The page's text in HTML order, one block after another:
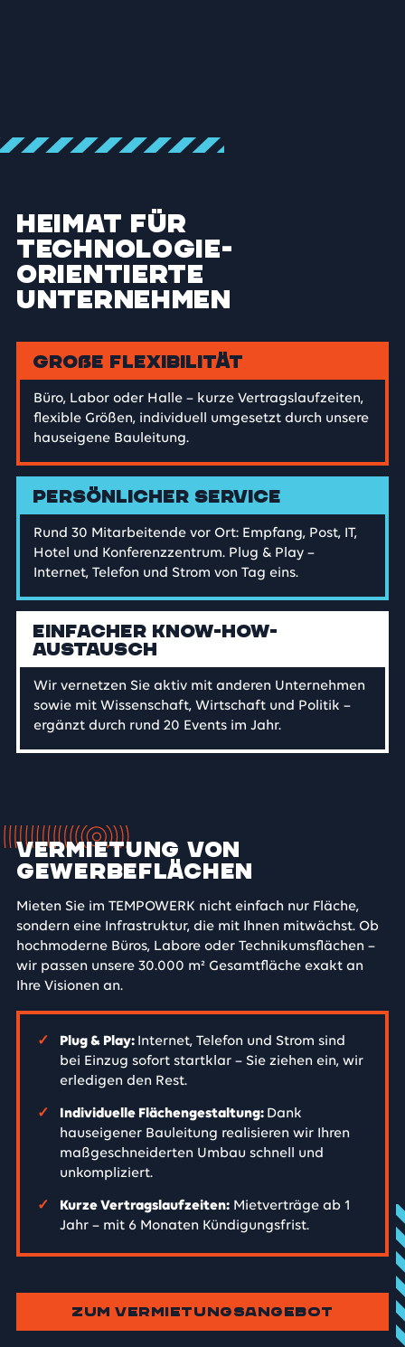
Heimat für
technologie­
orientierte
Unternehmen
Große Flexibilität
Büro, Labor oder Halle – kurze Vertragslaufzeiten,
flexible Größen, individuell umgesetzt durch unsere
hauseigene Bauleitung.
Persönlicher Service
Rund 30 Mitarbeitende vor Ort: Empfang, Post, IT,
Hotel und Konferenzzentrum. Plug & Play –
Internet, Telefon und Strom von Tag eins.
Einfacher Know-How-
Austausch
Wir vernetzen Sie aktiv mit anderen Unternehmen
sowie mit Wissenschaft, Wirtschaft und Politik –
ergänzt durch rund 20 Events im Jahr.
Vermietung von
Gewerbeflächen
Mieten Sie im TEMPOWERK nicht einfach nur Fläche,
sondern eine Infrastruktur, die mit Ihnen mitwächst. Ob
hochmoderne Büros, Labore oder Technikumsflächen –
wir passen unsere 30.000 m² Gesamtfläche exakt an
Ihre Visionen an.
✓ Plug & Play: Internet, Telefon und Strom sind
bei Einzug sofort startklar – Sie ziehen ein, wir
erledigen den Rest.
✓ Individuelle Flächengestaltung: Dank
hauseigener Bauleitung realisieren wir Ihren
maßgeschneiderten Umbau schnell und
unkompliziert.
✓ Kurze Vertragslaufzeiten:Mietverträge ab 1
Jahr – mit 6 Monaten Kündigungsfrist.
ZUM VERMIETUNGSANGEBOT